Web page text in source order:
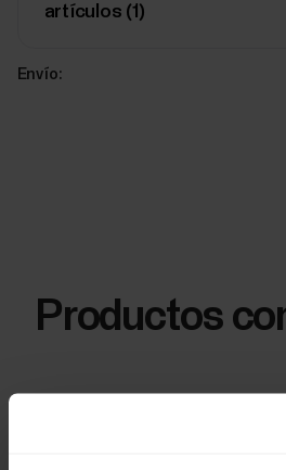
artículos (1 )
Envío:
Productos